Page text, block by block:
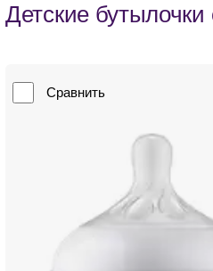
Детские
Сравнить